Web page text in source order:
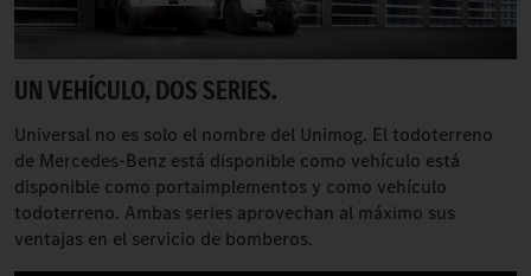
UN VEHÍCULO, DOS SERIES.
Universal no es solo el nombre del Unimog. El todoterreno
de Mercedes-Benz está disponible como vehículo está
disponible como portaimplementos y como vehículo
todoterreno. Ambas series aprovechan al máximo sus
ventajas en el servicio de bomberos.